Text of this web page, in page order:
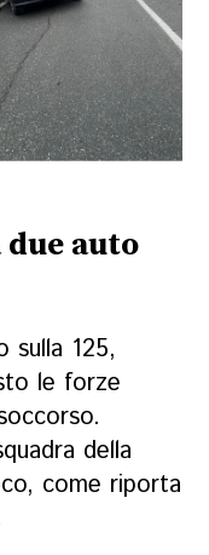
auto
sulla 125,
le forze
della
come riporta